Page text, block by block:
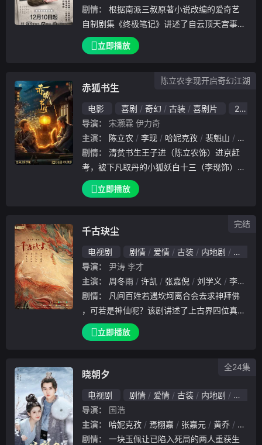
剧情：
自制剧集《终极笔记》讲述了自云顶天宫事件
之后，吴邪刚刚从三叔处得知西沙海底的隐情
，以及战国帛书与老九门的恩怨，随即收到了
情的真相
立即播放
赤狐书生
电影 喜剧 奇幻 古装 喜剧片
2020
导演：
宋灏霖 伊力奇
主演：
陈立农 李现 哈妮克孜 裴魁山 姜超
剧情：
考，被下凡取丹的小狐妖白十三（李现饰）盯
上。只要杀了王子进，取了丹，就能晋升狐仙
。但没想取丹路上，一人一狐竟成了最好的朋
立即播放
陈立农李现开启奇幻江湖
千古玦尘
电视剧 剧情 爱情 古装 内地剧
内地
导演：
尹涛 李才
主演：
周冬雨 许凯 张嘉倪 刘学义 李泽锋
剧情：
，可若是神仙呢？该剧讲述了上古界四位真神
中白玦与上古之间几经生死离别的情深虐恋。
以上古的成长为主线，从灵力低微的小“菜鸟”
运的劫
立即播放
完结
晓朝夕
电视剧 剧情 爱情 古装 内地剧
内地
导演：
国浩
主演：
哈妮克孜 焉栩嘉 张嘉元 黄乔
马思涵
剧情：
全24集